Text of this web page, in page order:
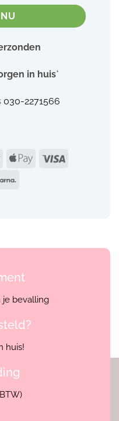
in huis*
030-2271566
PayPal Apple
Visa
Klarna
je bevalling
huis!